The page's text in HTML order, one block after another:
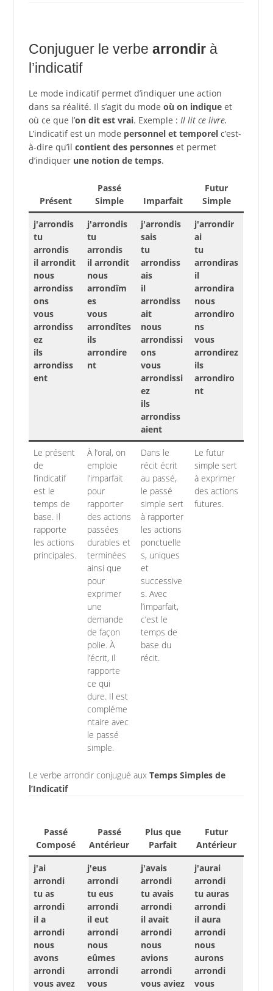
Conjuguer le verbe arrondirà
l’indicatif
Le mode indicatif permet d’indiquer une action
dans sa réalité. Il s’agit du mode où on indiqueet
où ce que l’on dit est vrai. Exemple : Il lit ce livre.
L’indicatif est un mode personnel et temporelc’est-
à-dire qu’il contient des personneset permet
d’indiquer une notion de temps.
Présent
Passé
Simple
Imparfait
Futur
Simple
j'arrondis
tu
arrondis
il arrondit
nous
arrondiss
ons
vous
arrondiss
ez
ils
arrondiss
ent
j'arrondis
tu
arrondis
il arrondit
nous
arrondîm
es
vous
arrondîtes
ils
arrondire
nt
j'arrondis
sais
tu
arrondiss
ais
il
arrondiss
ait
nous
arrondissi
ons
vous
arrondissi
ez
ils
arrondiss
aient
j'arrondir
ai
tu
arrondiras
il
arrondira
nous
arrondiro
ns
vous
arrondirez
ils
arrondiro
nt
Le présent
de
l’indicatif
est le
temps de
base. Il
rapporte
les actions
principales.
À l’oral, on
emploie
l’imparfait
pour
rapporter
des actions
passées
durables et
terminées
ainsi que
pour
exprimer
une
demande
de façon
polie. À
l’écrit, il
rapporte
ce qui
dure. Il est
compléme
ntaire avec
le passé
simple.
Dans le
récit écrit
au passé,
le passé
simple sert
à rapporter
les actions
ponctuelle
s, uniques
et
successive
s. Avec
l’imparfait,
c’est le
temps de
base du
récit.
Le futur
simple sert
à exprimer
des actions
futures.
Le verbe arrondir conjugué aux Temps Simples de
l’Indicatif
Passé
Composé
Passé
Antérieur
Plus que
Parfait
Futur
Antérieur
j'ai
arrondi
tu as
arrondi
il a
arrondi
nous
avons
arrondi
vous avez
j'eus
arrondi
tu eus
arrondi
il eut
arrondi
nous
eûmes
arrondi
vous
j'avais
arrondi
tu avais
arrondi
il avait
arrondi
nous
avions
arrondi
vous aviez
j'aurai
arrondi
tu auras
arrondi
il aura
arrondi
nous
aurons
arrondi
vous